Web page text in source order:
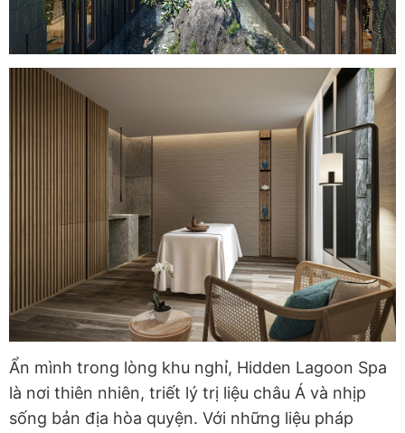
Ẩn mình trong lòng khu nghỉ, Hidden Lagoon Spa
là nơi thiên nhiên, triết lý trị liệu châu Á và nhịp
sống bản địa hòa quyện. Với những liệu pháp